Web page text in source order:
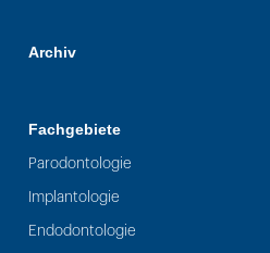
Archiv
Fachgebiete
Parodontologie
Implantologie
Endodontologie